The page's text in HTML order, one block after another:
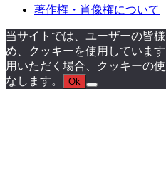
著作権・肖像権について
当サイトでは、ユーザーの皆
め、クッキーを使用していま
用いただく場合、クッキーの
なします。
Ok